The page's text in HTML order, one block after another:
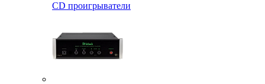
CD проигрыватели